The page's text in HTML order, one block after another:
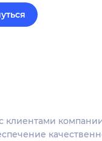
клиентами